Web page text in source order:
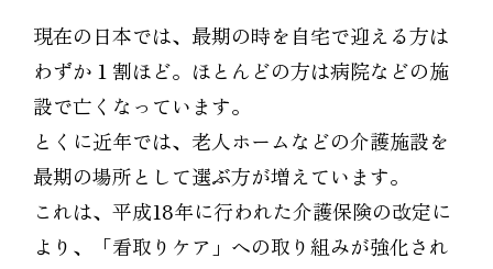
現在の日本では、最期の時を自宅で迎える方は
わずか１割ほど。ほとんどの方は病院などの施
設で亡くなっています。
とくに近年では、老人ホームなどの介護施設を
最期の場所として選ぶ方が増えています。
これは、平成18年に行われた介護保険の改定に
より、「看取りケア」への取り組みが強化され